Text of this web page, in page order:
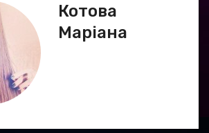
Котова
Маріана